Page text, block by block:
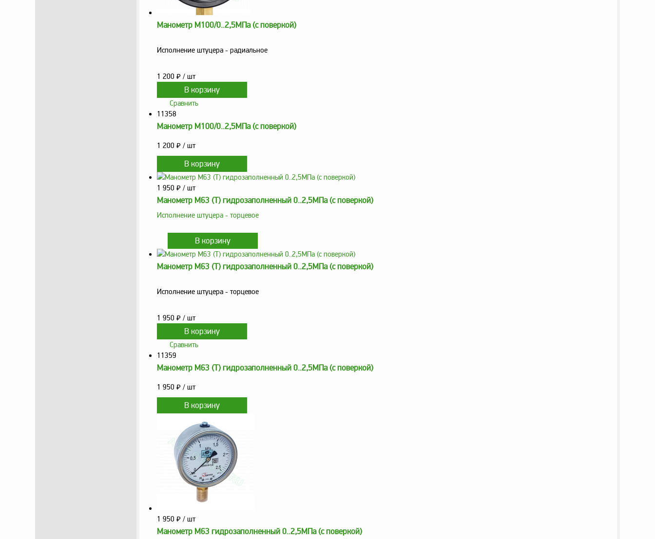
Манометр М100/0..2,5МПа (с поверкой)
Исполнение штуцера - радиальное
1 200 ₽ / шт
Сравнить
11358
Манометр М100/0..2,5МПа (с поверкой)
1 200 ₽ / шт
1 950 ₽ / шт
Манометр М63 (Т) гидрозаполненный 0..2,5МПа (с поверкой)
Исполнение штуцера - торцевое
Манометр М63 (Т) гидрозаполненный 0..2,5МПа (с поверкой)
Исполнение штуцера - торцевое
1 950 ₽ / шт
Сравнить
11359
Манометр М63 (Т) гидрозаполненный 0..2,5МПа (с поверкой)
1 950 ₽ / шт
1 950 ₽ / шт
Манометр М63 гидрозаполненный 0..2,5МПа (с поверкой)